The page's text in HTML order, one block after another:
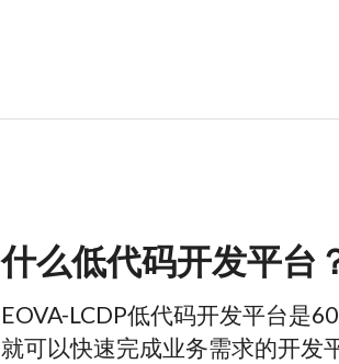
什么低代码开发平台
EOVA-LCDP低代码开发平台是
就可以快速完成业务需求的开发